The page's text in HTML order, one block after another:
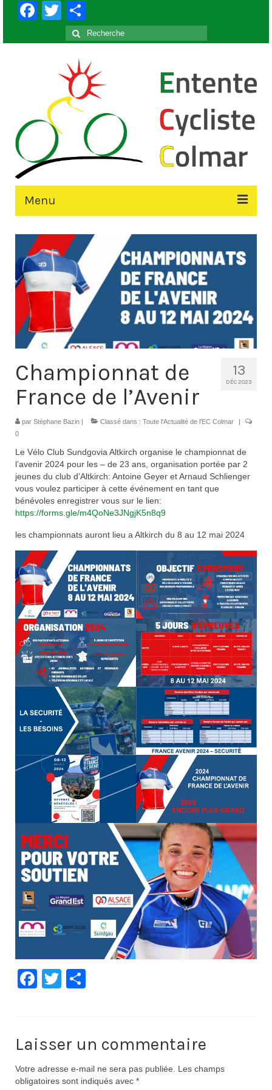
Facebook
Twitter
Rechercher
:
Menu
Accueil
Le Club
Contacts
Histoire
1950 à 1969
1980 à 1987
2008 à Aujourd’hui
Licence F.F.C.
Galerie Photos
Nos manifestations
Nos organisations de la saison
Classements
Route
VTT
BMX
Piste
Cyclo-Cross
Actualités
Préparation
Plan d’entraînement 2026
Préparation Physique
Documentation
Loisirs
Sorties
Strava
Route, Piste, Cyclo-cross
Plan d’entraînement 2026
Nos organisations de la saison
BMX
13
DÉC 2023
Championnat de
France de l’Avenir
par Stéphane Bazin Classé dans : Toute l'Actualité de l'EC Colmar
0
Le Vélo Club Sundgovia Altkirch organise le championnat de
l’avenir 2024 pour les – de 23 ans, organisation portée par 2
jeunes du club d’Altkirch: Antoine Geyer et Arnaud Schlienger
vous voulez participer à cette événement en tant que
bénévoles enregistrer vous sur le lien:
https://forms.gle/m4QoNe3JNgjK5n8q9
les championnats auront lieu a Altkirch du 8 au 12 mai 2024
Facebook
Twitter
Laisser un commentaire
Votre adresse e-mail ne sera pas publiée.
Les champs
obligatoires sont indiqués avec *